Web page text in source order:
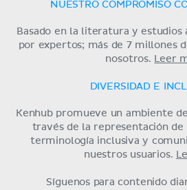
NUESTRO COMPROMISO
Basado en la literatura y estudios
por expertos; más de 7 millones
nosotros.
Leer
DIVERSIDAD E
Kenhub promueve un ambiente
través de la representación de
terminología inclusiva y
nuestros usuarios.
Síguenos para contenido